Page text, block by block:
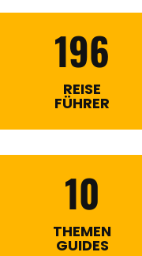
196
REISE
FÜHRER
10
THEMEN
GUIDES